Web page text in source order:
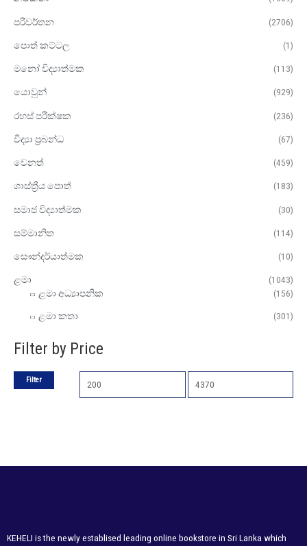
පරිවර්තන (2706)
පොත් කට්ටල (1)
මනෝ විද්‍යාත්මක​ (113)
යොවුන් (929)
රහස් පරීක්ෂක (236)
විද්‍යා ප්‍රබන්ධ (67)
වෙනත් (459)
ශාස්ත්‍රීය පොත් (183)
සමාජ විද්‍යාත්මක (30)
සම්මානිත (114)
සෞන්දර්යාත්මක (10)
ළමා
(1043)
ළමා අධ්‍යාපනික
(156)
ළමා කතා (301)
Filter by Price
Filter
KEHELI is the newly establised leading online bookstore in Sri Lanka which